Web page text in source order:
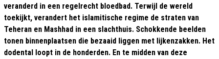
veranderd in een regelrecht bloedbad. Terwijl de wereld
toekijkt, verandert het islamitische regime de straten van
Teheran en Mashhad in een slachthuis. Schokkende beelden
tonen binnenplaatsen die bezaaid liggen met lijkenzakken. Het
dodental loopt in de honderden. En te midden van deze